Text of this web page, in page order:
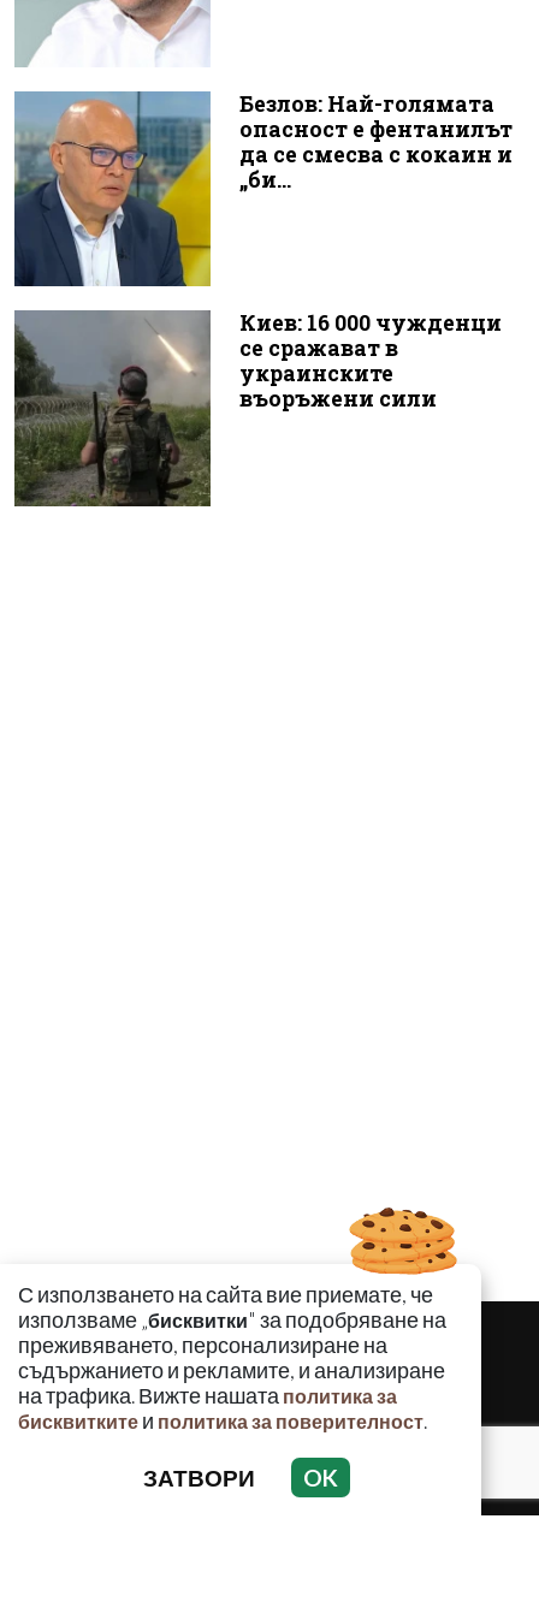
Безлов: Най-голямата
опасност е фентанилът
да се смесва с кокаин и
„би...
Киев: 16 000 чужденци
се сражават в
украинските
въоръжени сили
С използването на сайта вие приемате, че
използваме „бисквитки" за подобряване на
преживяването, персонализиране на
съдържанието и рекламите, и анализиране
на трафика. Вижте нашата политика за
бисквитките и политика за поверителност.
ЗАТВОРИ OK